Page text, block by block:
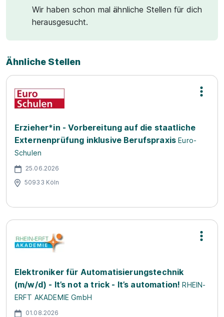
Wir haben schon mal ähnliche Stellen für dich
herausgesucht.
Ähnliche Stellen
Erzieher*in - Vorbereitung auf die staatliche
Externenprüfung inklusive Berufspraxis Euro-
Schulen
25.06.2026
50933 Köln
Elektroniker für Automatisierungstechnik
(m/w/d) - It’s not a trick - It’s automation! RHEIN-
ERFT AKADEMIE GmbH
01.08.2026